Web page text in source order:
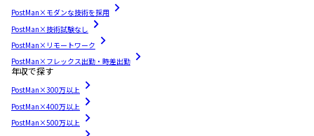
PostMan×モダンな技術を採用
PostMan×技術試験なし
PostMan×リモートワーク
PostMan×フレックス出勤・時差出勤
年収で探す
PostMan×300万以上
PostMan×400万以上
PostMan×500万以上